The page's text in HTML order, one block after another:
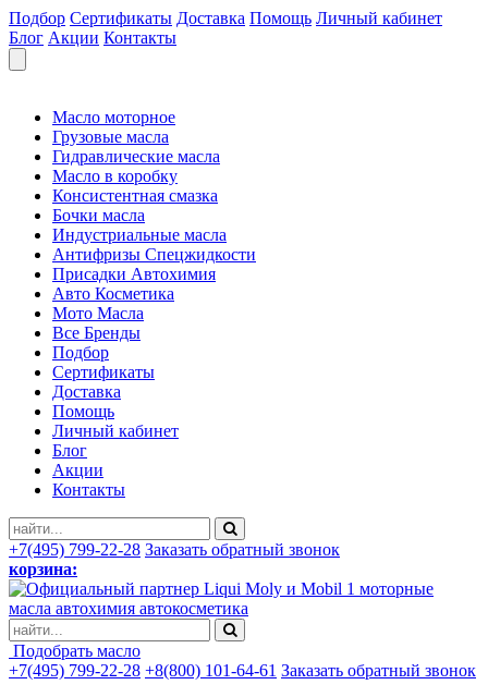
Подбор Сертификаты Доставка Помощь Личный кабинет
Блог Акции Контакты
Масло моторное
Грузовые масла
Гидравлические масла
Масло в коробку
Консистентная смазка
Бочки масла
Индустриальные масла
Антифризы Спецжидкости
Присадки Автохимия
Авто Косметика
Мото Масла
Все Бренды
Подбор
Сертификаты
Доставка
Помощь
Личный кабинет
Блог
Акции
Контакты
+7(495) 799-22-28 Заказать обратный звонок
корзина:
моторные
масла автохимия автокосметика
Подобрать масло
+7(495) 799-22-28 +8(800) 101-64-61 Заказать обратный звонок